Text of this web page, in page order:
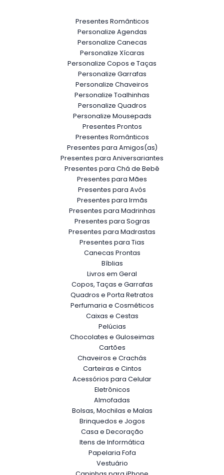
Presentes Românticos
Personalize Agendas
Personalize Canecas
Personalize Xícaras
Personalize Copos e Taças
Personalize Garrafas
Personalize Chaveiros
Personalize Toalhinhas
Personalize Quadros
Personalize Mousepads
Presentes Prontos
Presentes Românticos
Presentes para Amigos(as)
Presentes para Aniversariantes
Presentes para Chá de Bebê
Presentes para Mães
Presentes para Avós
Presentes para Irmãs
Presentes para Madrinhas
Presentes para Sogras
Presentes para Madrastas
Presentes para Tias
Canecas Prontas
Bíblias
Livros em Geral
Copos, Taças e Garrafas
Quadros e Porta Retratos
Perfumaria e Cosméticos
Caixas e Cestas
Pelúcias
Chocolates e Guloseimas
Cartões
Chaveiros e Crachás
Carteiras e Cintos
Acessórios para Celular
Eletrônicos
Almofadas
Bolsas, Mochilas e Malas
Brinquedos e Jogos
Casa e Decoração
Itens de Informática
Papelaria Fofa
Vestuário